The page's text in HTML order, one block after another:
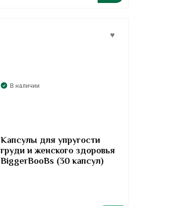
В наличии
Капсулы для упругости
груди и женского здоровья
BiggerBooBs (30 капсул)